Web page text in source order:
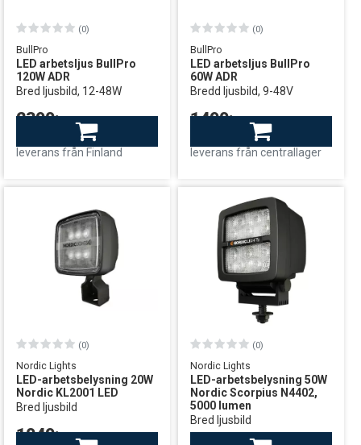
BullPro
LED arbetsljus BullPro
120W ADR
Bred ljusbild, 12-48W
(0)
2390:-
leverans från Finland
BullPro
LED arbetsljus BullPro
60W ADR
Bredd ljusbild, 9-48V
(0)
1490:-
Beställningsvara
leverans från centrallager
Nordic Lights
LED-arbetsbelysning 20W
Nordic KL2001 LED
Bred ljusbild
(0)
1049:-
Nordic Lights
LED-arbetsbelysning 50W
Nordic Scorpius N4402,
5000 lumen
Bred ljusbild
(0)